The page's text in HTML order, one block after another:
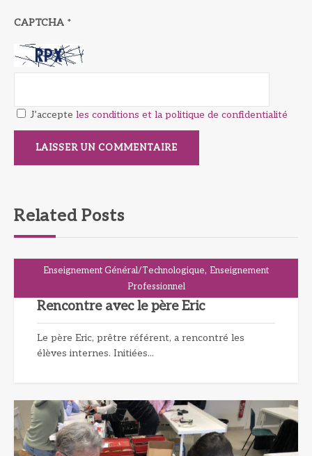
CAPTCHA *
J’accepte les conditions et la politique de confidentialité
Related Posts
Enseignement Général/Technologique, Enseignement
Professionnel
Rencontre avec le père Eric
Le père Eric, prêtre référent, a rencontré les
élèves internes. Initiées...